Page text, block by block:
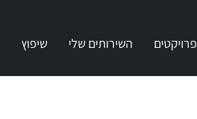
פרויקטים השירותים שלי שיפוץ